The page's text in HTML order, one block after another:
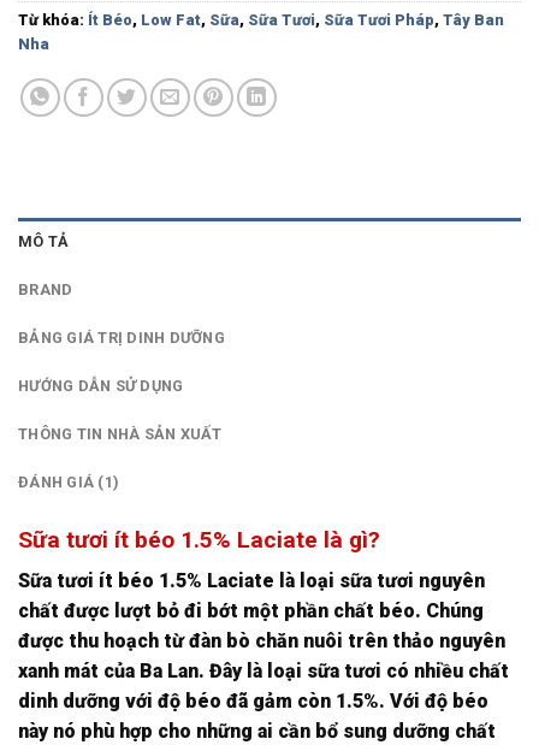
Từ khóa: Ít Béo, Low Fat, Sữa, Sữa Tươi, Sữa Tươi Pháp, Tây Ban
Nha
MÔ TẢ
BRAND
BẢNG GIÁ TRỊ DINH DƯỠNG
HƯỚNG DẪN SỬ DỤNG
THÔNG TIN NHÀ SẢN XUẤT
ĐÁNH GIÁ (1)
Sữa tươi ít béo 1.5% Laciate là gì?
Sữa tươi ít béo 1.5% Laciate là loại sữa tươi nguyên
chất được lượt bỏ đi bớt một phần chất béo. Chúng
được thu hoạch từ đàn bò chăn nuôi trên thảo nguyên
xanh mát của Ba Lan. Đây là loại sữa tươi có nhiều chất
dinh dưỡng với độ béo đã gảm còn 1.5%. Với độ béo
này nó phù hợp cho những ai cần bổ sung dưỡng chất